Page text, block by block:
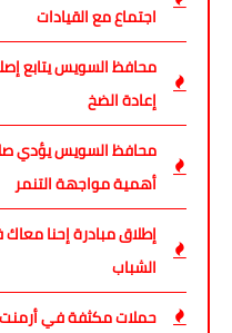
اجتماع مع القيادات
محافظ السويس يتابع
إعادة الضخ
محافظ السويس يؤدي
أهمية مواجهة التنمر
إطلاق مبادرة إحنا
الشباب
حملات مكثفة في أرمنت